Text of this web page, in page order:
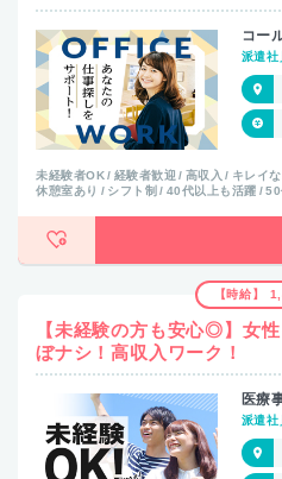
コー
派遣社
未経験者OK 経験者歓迎 高収入 キレイ
休憩室あり
シフト制 40代以上も活躍 50
【時給】
【未経験の方も安心◎】女
ぼナシ！高収入ワーク！
医療
派遣社